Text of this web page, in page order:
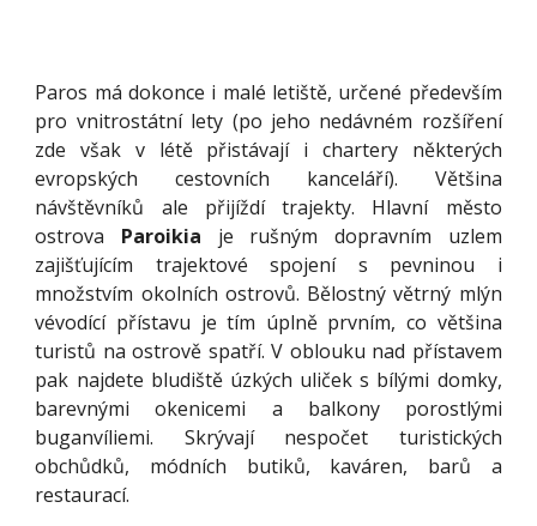
Paros má dokonce i malé letiště, určené především
pro vnitrostátní lety (po jeho nedávném rozšíření
zde však v létě přistávají i chartery některých
evropských cestovních kanceláří). Většina
návštěvníků ale přijíždí trajekty. Hlavní město
ostrova Paroikia je rušným dopravním uzlem
zajišťujícím trajektové spojení s pevninou i
množstvím okolních ostrovů. Bělostný větrný mlýn
vévodící přístavu je tím úplně prvním, co většina
turistů na ostrově spatří. V oblouku nad přístavem
pak najdete bludiště úzkých uliček s bílými domky,
barevnými okenicemi a balkony porostlými
buganvíliemi. Skrývají nespočet turistických
obchůdků, módních butiků, kaváren, barů a
restaurací.